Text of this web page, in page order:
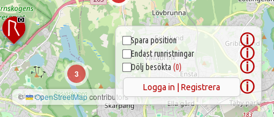
3
© OpenStreetMapcontributors
Spara position ⓘ
Endast runristningar ⓘ
Dölj besökta (0) ⓘ
Logga in | Registrera ⓘ